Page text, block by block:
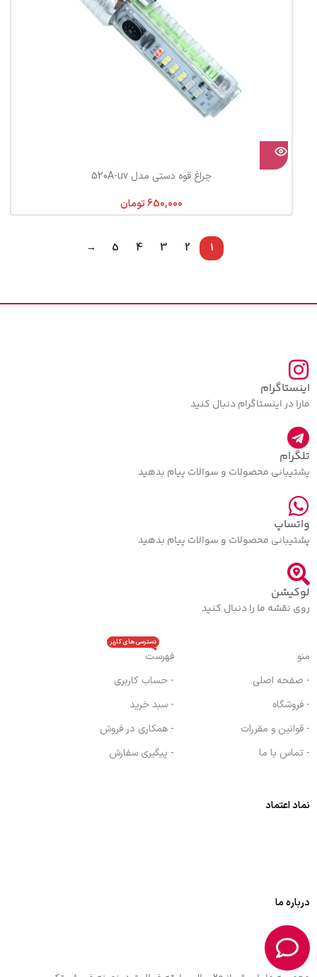
چراغ قوه دستی مدل 520A-uv
تومان
1
2
3
4
5
→
اینستاگرام
مارا در اینستاگرام دنبال کنید
تلگرام
پشتیبانی محصولات و سوالات پیام بدهید
واتساپ
پشتیبانی محصولات و سوالات پیام بدهید
لوکیشن
روی نقشه ما را دنبال کنید
منو
- صفحه اصلی
- فروشگاه
- قوانین و مقررات
- تماس با ما
فهرست
دسترسی های کاربر
- حساب کاربری
- سبد خرید
- همکاری در فروش
- پیگیری سفارش
نماد اعتماد
درباره ما